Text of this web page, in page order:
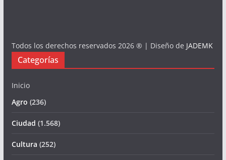
Todos los derechos reservados 2026 ® | Diseño de JADEMK
Categorías
Inicio
Agro (236)
Ciudad (1.568)
Cultura (252)